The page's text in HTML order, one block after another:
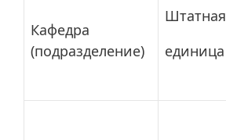
Кафедра
(подразделение)
Штатная
единица